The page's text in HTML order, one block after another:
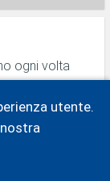
ogni volta
utente.